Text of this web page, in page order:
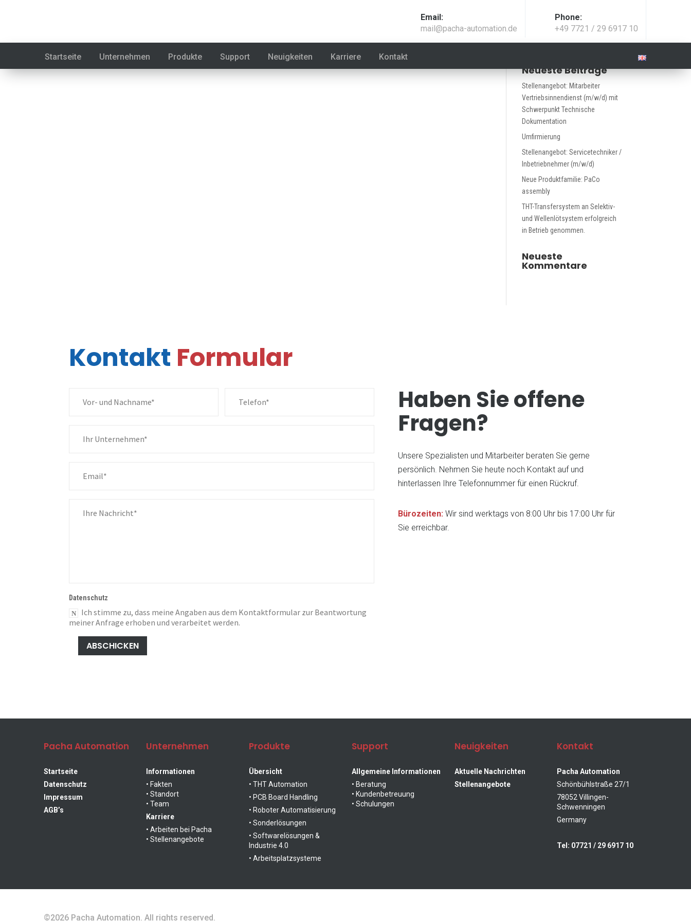
Phone:
+49 7721 / 29 6917 10
Email:
mail@pacha-automation.de
Startseite Unternehmen Produkte Support Neuigkeiten Karriere Kontakt
Weiteres
AGB’s
Impressum
Datenschutz
Company
For 35 years, Pacha Automation stands for innovation, quality and reliability.
Legal
Privacy
Ralph Pacha
Technical Director Management Assistance
Produkte & Lösungen
THT Automation
Lösungen
PCB Board
Handling
Roboter
Automatisierung
Sonder-
maschinen
Softwarelösungen
& Industrie 4.0
Arbeitsplatz-
Systeme
Schulungen
Neueste Beiträge
Stellenangebot: Mitarbeiter
Vertriebsinnendienst (m/w/d) mit
Schwerpunkt Technische
Dokumentation
Umfirmierung
Stellenangebot: Servicetechniker /
Inbetriebnehmer (m/w/d)
Neue Produktfamilie: PaCo
assembly
THT-Transfersystem an Selektiv-
und Wellenlötsystem erfolgreich
in Betrieb genommen.
Neueste
Kommentare
Kontakt Formular
Datenschutz
Ich stimme zu, dass meine Angaben aus dem Kontaktformular zur Beantwortung
meiner Anfrage erhoben und verarbeitet werden.
ABSCHICKEN
Haben Sie offene
Fragen?
Unsere Spezialisten und Mitarbeiter beraten Sie gerne
persönlich. Nehmen Sie heute noch Kontakt auf und
hinterlassen Ihre Telefonnummer für einen Rückruf.
Bürozeiten: Wir sind werktags von 8:00 Uhr bis 17:00 Uhr für
Sie erreichbar.
Pacha Automation
Startseite
Datenschutz
Impressum
AGB’s
Unternehmen
Informationen
• Fakten
• Standort
• Team
Karriere
• Arbeiten bei Pacha
• Stellenangebote
Produkte
Übersicht
• THT Automation
• PCB Board Handling
• Roboter Automatisierung
• Sonderlösungen
• Softwarelösungen &
Industrie 4.0
• Arbeitsplatzsysteme
Support
Allgemeine Informationen
• Beratung
• Kundenbetreuung
• Schulungen
Neuigkeiten
Aktuelle Nachrichten
Stellenangebote
Kontakt
Pacha Automation
Schönbühlstraße 27/1
78052 Villingen-
Schwenningen
Germany
Tel: 07721 / 29 6917 10
©2026 Pacha Automation. All rights reserved.